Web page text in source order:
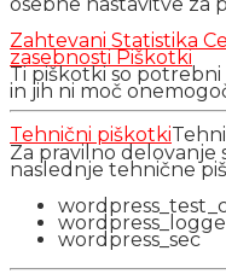
Zahtevani Statistika
zasebnostiPiškotki
Ti piškotki so
in jih ni moč
Tehnični piškotki
Za pravilno
naslednje tehnične
wordpress_sec